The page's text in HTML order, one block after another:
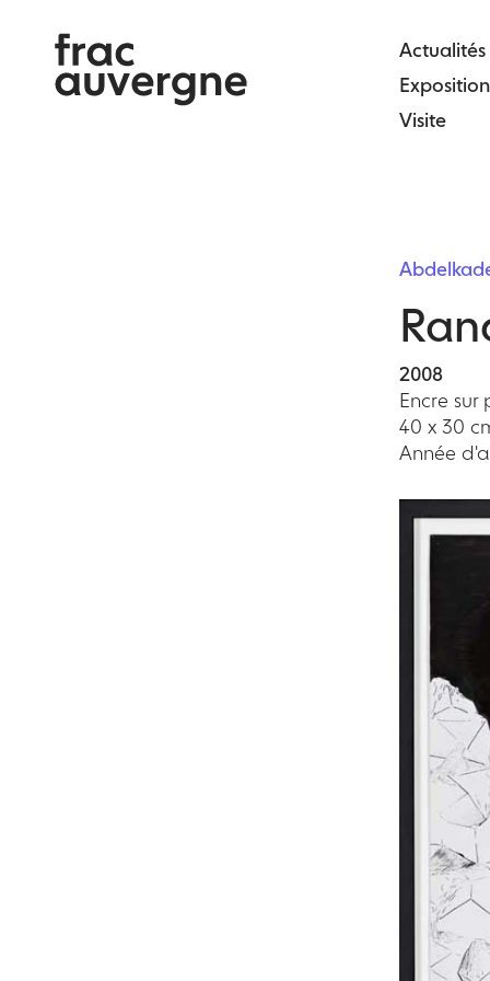
content
Actualités
Visite
2008
Encre sur
40 x 30
Année